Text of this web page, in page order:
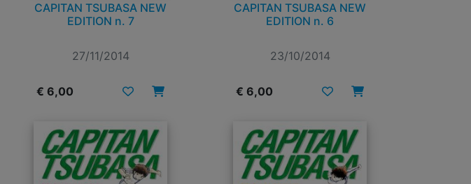
CAPITAN TSUBASA NEW
EDITION n. 7
27/11/2014
€ 6,00
CAPITAN TSUBASA NEW
EDITION n. 6
23/10/2014
€ 6,00